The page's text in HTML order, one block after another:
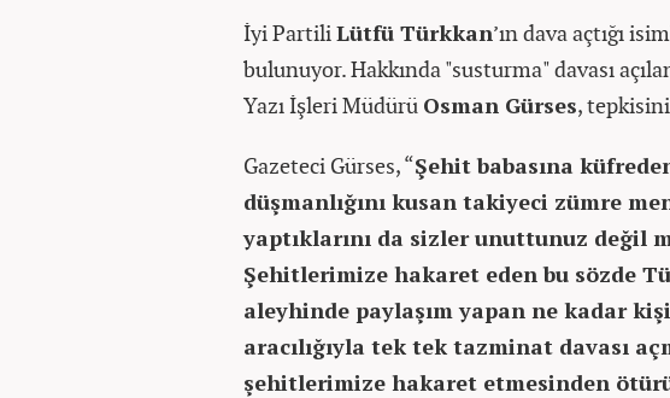
İyi PartiliLütfü Türkkan’ın dava açtığı
bulunuyor. Hakkında "susturma" davası
Yazı İşleri Müdürü Osman Gürses,
Gazeteci Gürses, “Şehit babasına
düşmanlığını kusan takiyeci zümre
yaptıklarını da sizler unuttunuz değil
Şehitlerimize hakaret eden bu sözde
aleyhinde paylaşım yapan ne kadar
aracılığıyla tek tek tazminat davası
şehitlerimize hakaret etmesinden